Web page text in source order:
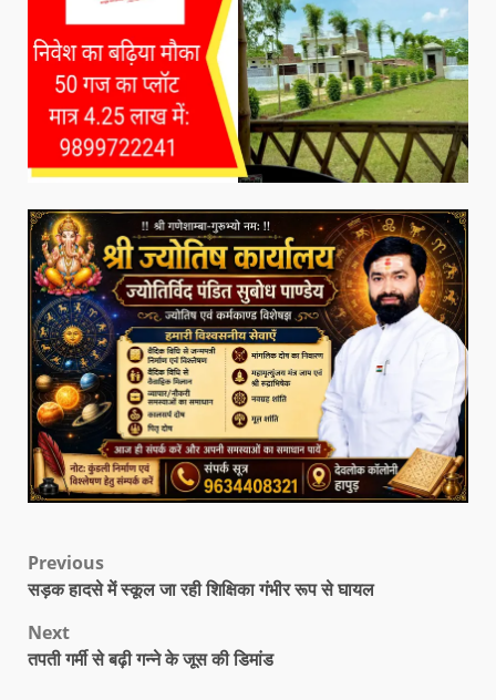
Previous
सड़क हादसे में स्कूल जा रही शिक्षिका गंभीर रूप से घायल
Next
तपती गर्मी से बढ़ी गन्ने के जूस की डिमांड